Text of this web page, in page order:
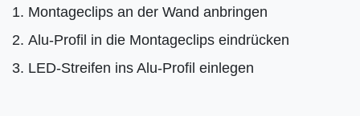
Montageclips an der Wand anbringen
Alu-Profil in die Montageclips eindrücken
LED-Streifen ins Alu-Profil einlegen